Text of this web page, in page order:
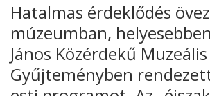
Hatalmas érdeklődés
múzeumban,
János Közérdekű Muzeális
Gyűjteményben